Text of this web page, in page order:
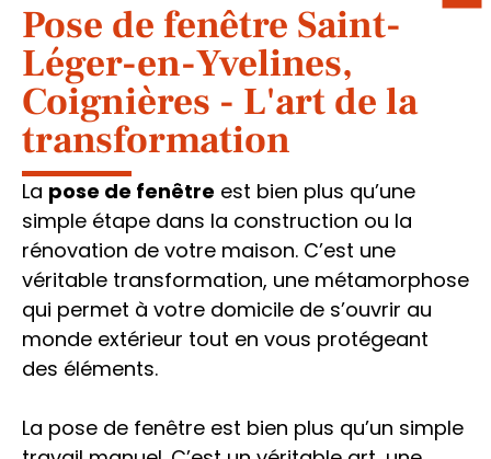
Pose de fenêtre Saint-
Léger-en-Yvelines,
Coignières - L'art de la
transformation
La pose de fenêtre est bien plus qu’une
simple étape dans la construction ou la
rénovation de votre maison. C’est une
véritable transformation, une métamorphose
qui permet à votre domicile de s’ouvrir au
monde extérieur tout en vous protégeant
des éléments.
La pose de fenêtre est bien plus qu’un simple